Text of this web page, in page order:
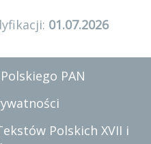
01.07.2026
PAN
Polskich XVII i